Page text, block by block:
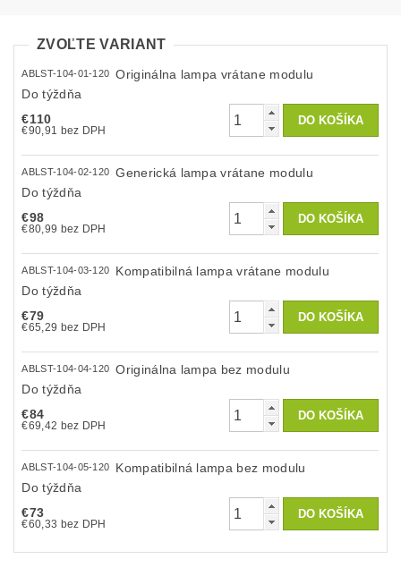
ZVOĽTE VARIANT
ABLST-104-01-120
Originálna lampa vrátane modulu
Do týždňa
€110
€90,91 bez DPH
ABLST-104-02-120
Generická lampa vrátane modulu
Do týždňa
€98
€80,99 bez DPH
ABLST-104-03-120
Kompatibilná lampa vrátane modulu
Do týždňa
€79
€65,29 bez DPH
ABLST-104-04-120
Originálna lampa bez modulu
Do týždňa
€84
€69,42 bez DPH
ABLST-104-05-120
Kompatibilná lampa bez modulu
Do týždňa
€73
€60,33 bez DPH